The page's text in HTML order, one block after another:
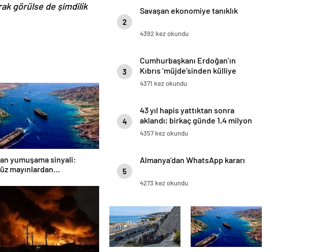
görülse de şimdilik
yumuşama sinyali:
mayınlardan
2
Savaşan ekonomiye tanıklık
4392 kez okundu
3
Cumhurbaşkanı Erdoğan’ın
Kıbrıs ‘müjde’sinden külliye
çıktı: İnşasına yakında
4371 kez okundu
4
43 yıl hapis yattıktan sonra
aklandı; birkaç günde 1,4 milyon
doları aşkın bağış toplandı
4357 kez okundu
5
Almanya’dan WhatsApp kararı
4273 kez okundu